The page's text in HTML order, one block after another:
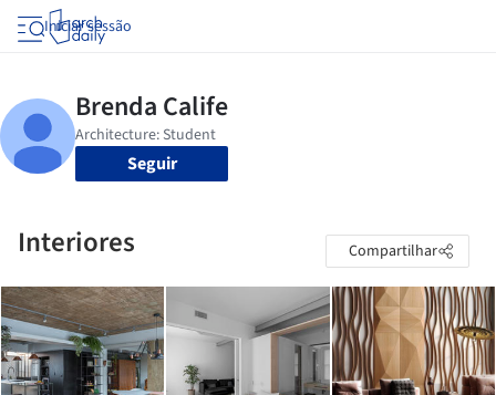
Iniciar sessão
Seguir
Interiores Compartilhar